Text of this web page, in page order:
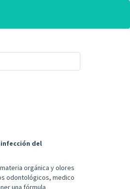
del
orgánica y olores
odontológicos, medico
una fórmula